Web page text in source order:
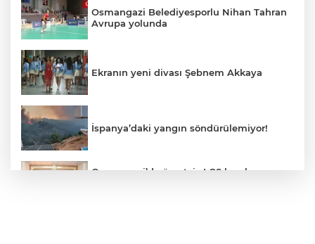
Osmangazi Belediyesporlu Nihan Tahran
Avrupa yolunda
Ekranın yeni divası Şebnem Akkaya
İspanya’daki yangın söndürülemiyor!
Osmangazi’de ücretsiz LGS kurslarının